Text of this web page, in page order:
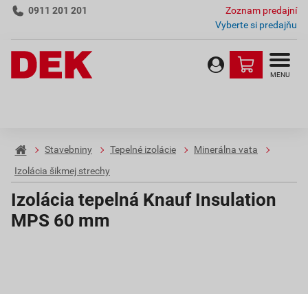
0911 201 201
Zoznam predajní
Vyberte si predajňu
MENU
Stavebniny Tepelné izolácie
Minerálna vata
Izolácia šikmej strechy
Izolácia tepelná Knauf Insulation
MPS 60 mm